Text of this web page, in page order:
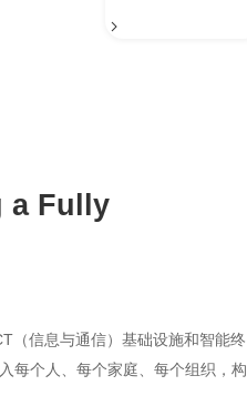
a Fully
（信息与通信）基础设施和智能终
每个人、每个家庭、每个组织，构